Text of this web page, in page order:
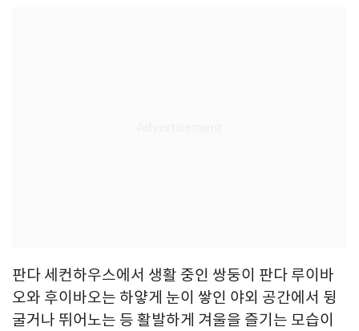
판다 세컨하우스에서 생활 중인 쌍둥이 판다 루이바
오와 후이바오는 하얗게 눈이 쌓인 야외 공간에서 뒹
굴거나 뛰어노는 등 활발하게 겨울을 즐기는 모습이